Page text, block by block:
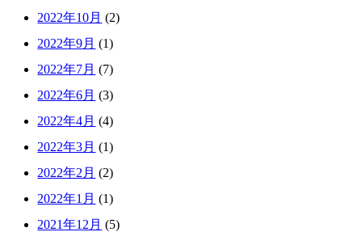
2022年10月 (2)
2022年9月 (1)
2022年7月 (7)
2022年6月 (3)
2022年4月 (4)
2022年3月 (1)
2022年2月 (2)
2022年1月 (1)
2021年12月 (5)